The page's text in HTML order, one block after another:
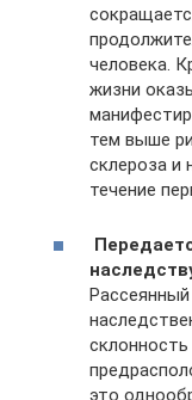
человека.
жизни
тем выше
склероза и
течение
это